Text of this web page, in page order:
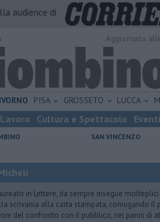
audience di
PISA GROSSETO LUCCA
Lavoro Cultura e Spettacolo Eventi
SAN VINCENZO
in Lettere, da sempre insegue
scrivania alla carta stampata, coniugando il
del confronto con il pubblico, nei panni di